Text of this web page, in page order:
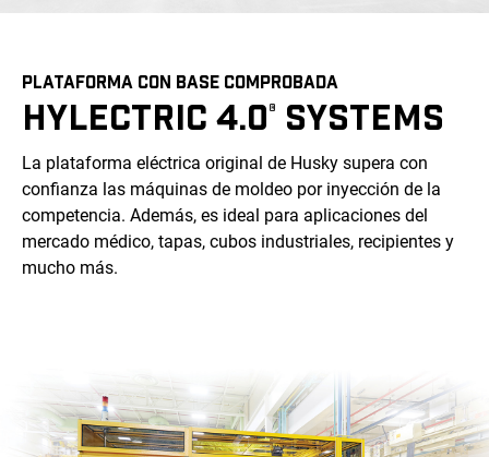
PLATAFORMA CON BASE COMPROBADA
HYLECTRIC 4.0® SYSTEMS
La plataforma eléctrica original de Husky supera con
confianza las máquinas de moldeo por inyección de la
competencia. Además, es ideal para aplicaciones del
mercado médico, tapas, cubos industriales, recipientes y
mucho más.